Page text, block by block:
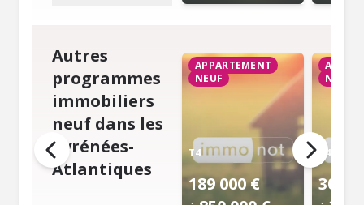
Autres
programmes
immobiliers
neuf dans les
Pyrénées-
Atlantiques
APPARTEMENT
NEUF
T4
189 000 €
NEUF
T4
305